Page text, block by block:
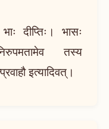
दीप्तिः। भासः
तस्य
इत्यादिवत्।